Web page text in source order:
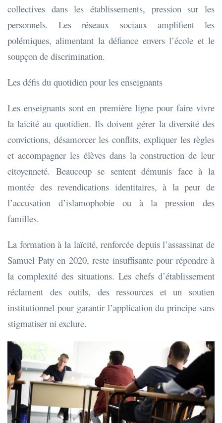
collectives dans les établissements, pression sur les
personnels. Les réseaux sociaux amplifient les
polémiques, alimentant la défiance envers l’école et le
soupçon de discrimination.
Les défis du quotidien pour les enseignants
Les enseignants sont en première ligne pour faire vivre
la laïcité au quotidien. Ils doivent gérer la diversité des
convictions, désamorcer les conflits, expliquer les règles
et accompagner les élèves dans la construction de leur
citoyenneté. Beaucoup se sentent démunis face à la
montée des revendications identitaires, à la peur de
l’accusation d’islamophobie ou à la pression des
familles.
La formation à la laïcité, renforcée depuis l’assassinat de
Samuel Paty en 2020, reste insuffisante pour répondre à
la complexité des situations. Les chefs d’établissement
réclament des outils, des ressources et un soutien
institutionnel pour garantir l’application du principe sans
stigmatiser ni exclure.